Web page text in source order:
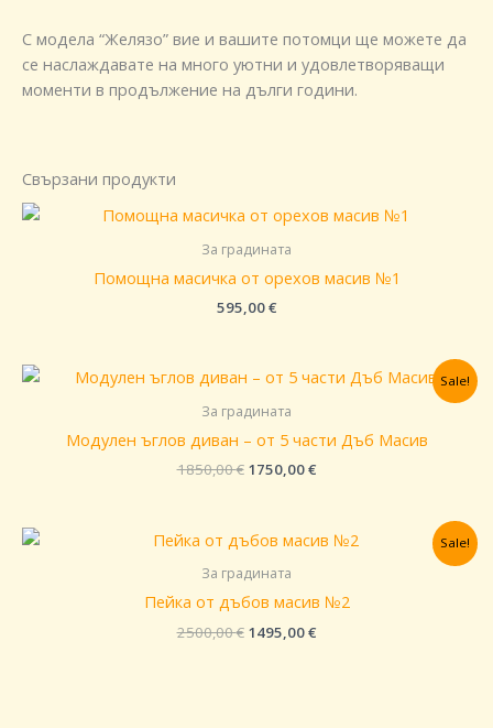
С модела “Желязо” вие и вашите потомци ще можете да
се наслаждавате на много уютни и удовлетворяващи
моменти в продължение на дълги години.
Свързани продукти
За градината
Помощна масичка от орехов масив №1
595,00€
Sale!
За градината
Модулeн ъглов диван – от 5 части Дъб Масив
1850,00€
Original
was:
1750,00€
Текущата
цена
Sale!
За градината
Пейка от дъбов масив №2
2500,00€
Original
was:
1495,00€
Текущата